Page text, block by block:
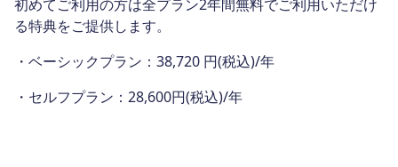
初めてご利用の方は全プラン2年間無料でご利用いただけ
る特典をご提供します。
・ベーシックプラン：38,720 円(税込)/年
・セルフプラン：28,600円(税込)/年